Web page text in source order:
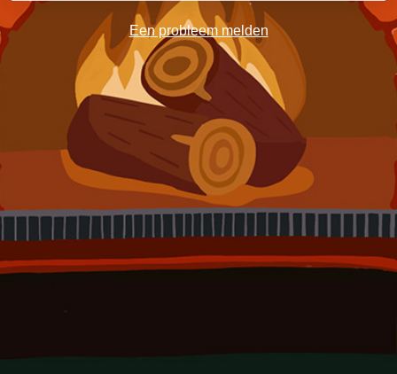
Een probleem melden